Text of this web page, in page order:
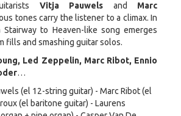
Vitja Pauwels and Marc
tones carry the listener to a climax. In
to Heaven-like song emerges
fills and smashing guitar solos.
Led Zeppelin, Marc Ribot, Ennio
…
(el 12-string guitar) - Marc Ribot (el
(el baritone guitar) - Laurens